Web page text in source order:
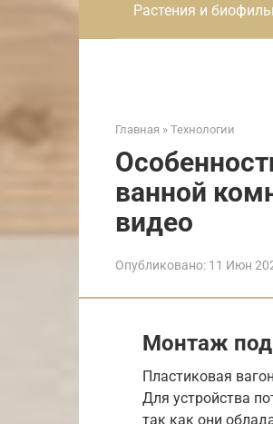
Растения и
Главная » Технологии
ванной
видео
Опубликовано: 11 Июн
Монтаж
Пластиковая
Для устройства
так как они